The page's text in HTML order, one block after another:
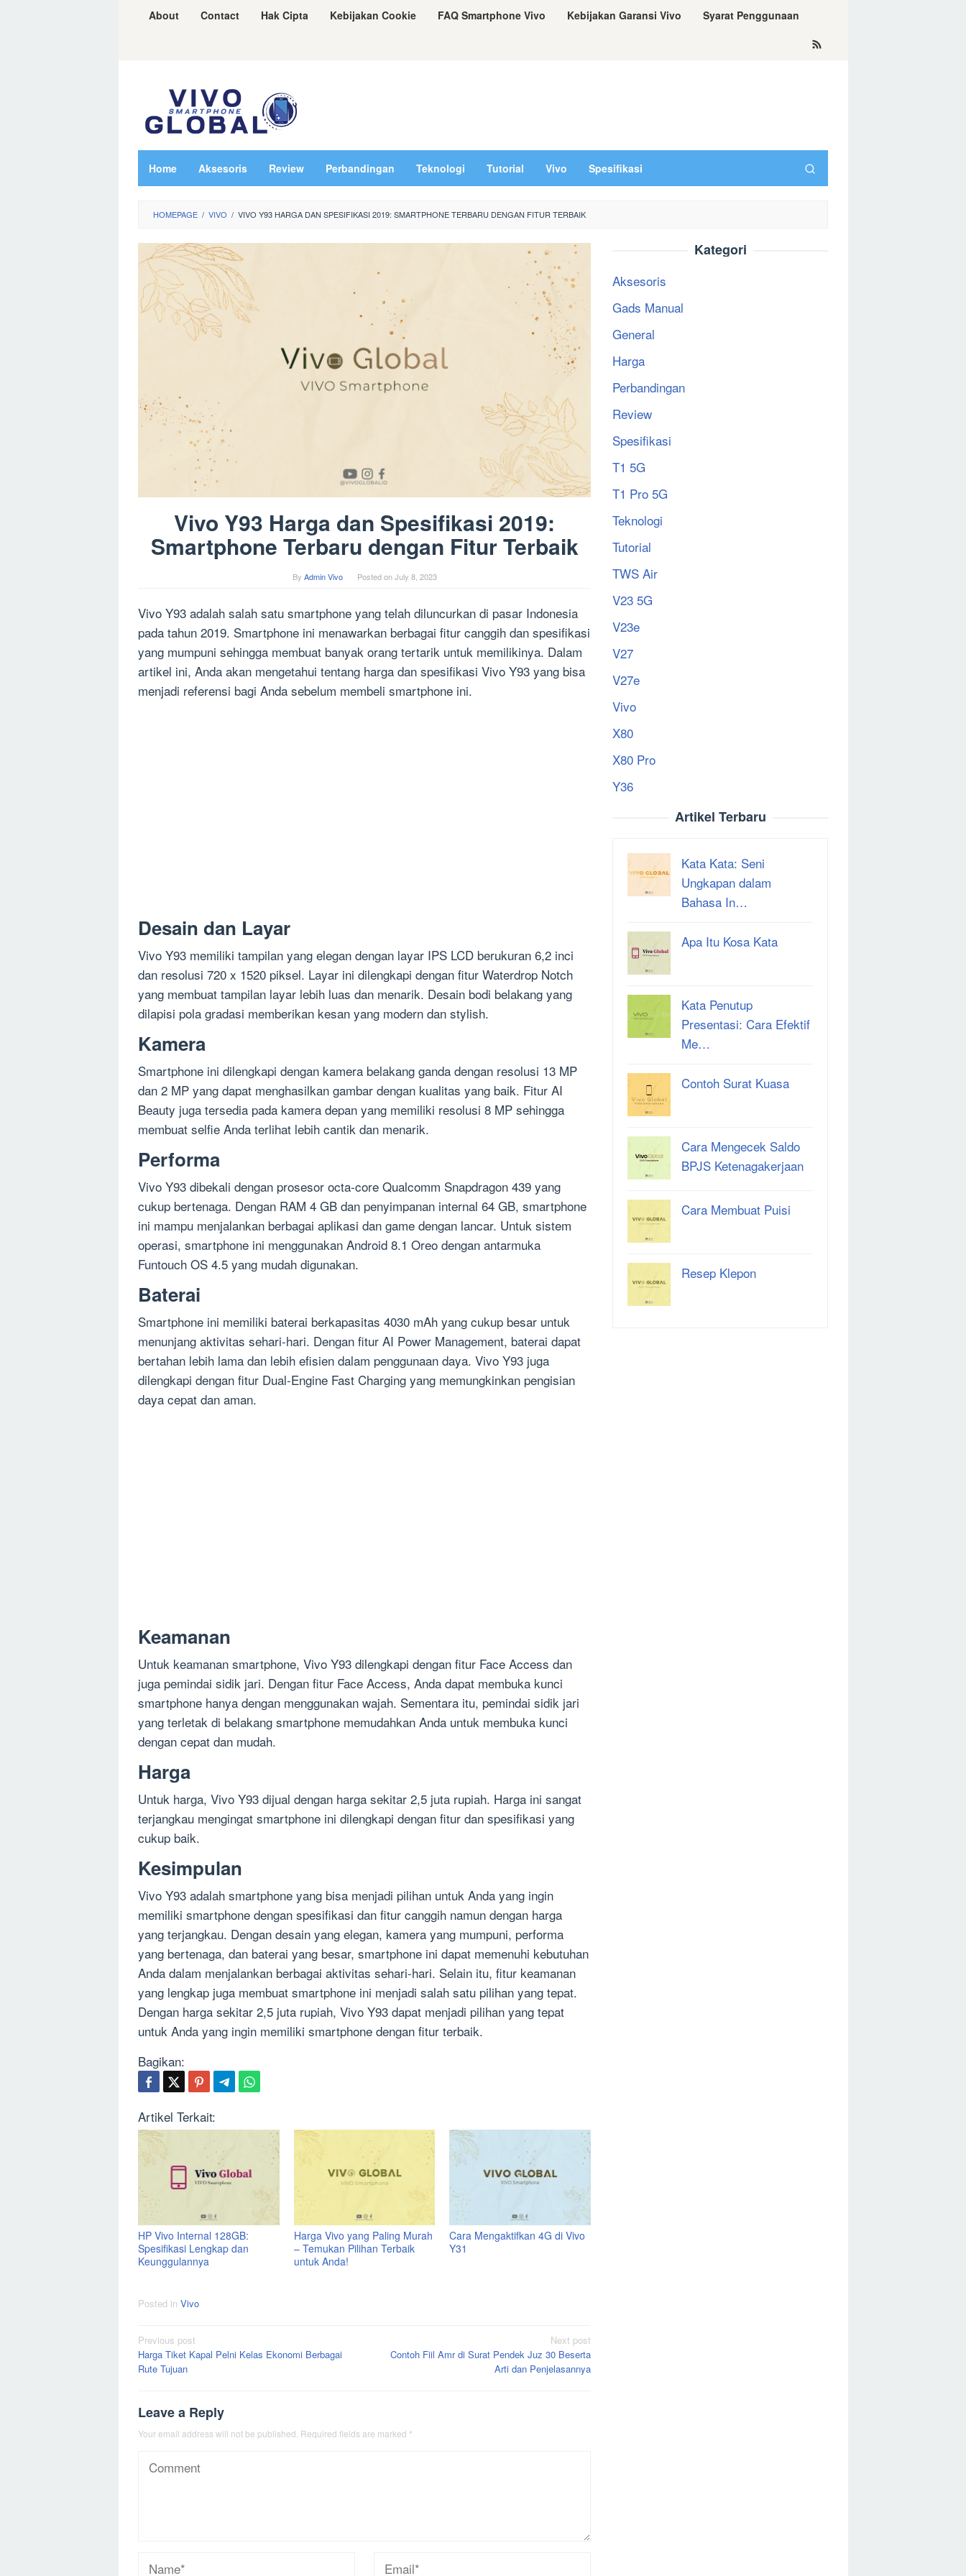
About Contact Hak Cipta Kebijakan Cookie FAQ Smartphone Vivo Kebijakan Garansi Vivo Syarat Penggunaan
Home Aksesoris Review Perbandingan Teknologi Tutorial Vivo Spesifikasi
HOMEPAGE / VIVO / VIVO Y93 HARGA DAN SPESIFIKASI 2019: SMARTPHONE TERBARU DENGAN FITUR TERBAIK
Vivo Y93 Harga dan Spesifikasi 2019:
Smartphone Terbaru dengan Fitur Terbaik
By Admin Vivo Posted onJuly 8, 2023
Vivo Y93 adalah salah satu smartphone yang telah diluncurkan di pasar Indonesia
pada tahun 2019. Smartphone ini menawarkan berbagai fitur canggih dan spesifikasi
yang mumpuni sehingga membuat banyak orang tertarik untuk memilikinya. Dalam
artikel ini, Anda akan mengetahui tentang harga dan spesifikasi Vivo Y93 yang bisa
menjadi referensi bagi Anda sebelum membeli smartphone ini.
Desain dan Layar
Vivo Y93 memiliki tampilan yang elegan dengan layar IPS LCD berukuran 6,2 inci
dan resolusi 720 x 1520 piksel. Layar ini dilengkapi dengan fitur Waterdrop Notch
yang membuat tampilan layar lebih luas dan menarik. Desain bodi belakang yang
dilapisi pola gradasi memberikan kesan yang modern dan stylish.
Kamera
Smartphone ini dilengkapi dengan kamera belakang ganda dengan resolusi 13 MP
dan 2 MP yang dapat menghasilkan gambar dengan kualitas yang baik. Fitur AI
Beauty juga tersedia pada kamera depan yang memiliki resolusi 8 MP sehingga
membuat selfie Anda terlihat lebih cantik dan menarik.
Performa
Vivo Y93 dibekali dengan prosesor octa-core Qualcomm Snapdragon 439 yang
cukup bertenaga. Dengan RAM 4 GB dan penyimpanan internal 64 GB, smartphone
ini mampu menjalankan berbagai aplikasi dan game dengan lancar. Untuk sistem
operasi, smartphone ini menggunakan Android 8.1 Oreo dengan antarmuka
Funtouch OS 4.5 yang mudah digunakan.
Baterai
Smartphone ini memiliki baterai berkapasitas 4030 mAh yang cukup besar untuk
menunjang aktivitas sehari-hari. Dengan fitur AI Power Management, baterai dapat
bertahan lebih lama dan lebih efisien dalam penggunaan daya. Vivo Y93 juga
dilengkapi dengan fitur Dual-Engine Fast Charging yang memungkinkan pengisian
daya cepat dan aman.
Keamanan
Untuk keamanan smartphone, Vivo Y93 dilengkapi dengan fitur Face Access dan
juga pemindai sidik jari. Dengan fitur Face Access, Anda dapat membuka kunci
smartphone hanya dengan menggunakan wajah. Sementara itu, pemindai sidik jari
yang terletak di belakang smartphone memudahkan Anda untuk membuka kunci
dengan cepat dan mudah.
Harga
Untuk harga, Vivo Y93 dijual dengan harga sekitar 2,5 juta rupiah. Harga ini sangat
terjangkau mengingat smartphone ini dilengkapi dengan fitur dan spesifikasi yang
cukup baik.
Kesimpulan
Vivo Y93 adalah smartphone yang bisa menjadi pilihan untuk Anda yang ingin
memiliki smartphone dengan spesifikasi dan fitur canggih namun dengan harga
yang terjangkau. Dengan desain yang elegan, kamera yang mumpuni, performa
yang bertenaga, dan baterai yang besar, smartphone ini dapat memenuhi kebutuhan
Anda dalam menjalankan berbagai aktivitas sehari-hari. Selain itu, fitur keamanan
yang lengkap juga membuat smartphone ini menjadi salah satu pilihan yang tepat.
Dengan harga sekitar 2,5 juta rupiah, Vivo Y93 dapat menjadi pilihan yang tepat
untuk Anda yang ingin memiliki smartphone dengan fitur terbaik.
Bagikan:
Artikel Terkait:
HP Vivo Internal 128GB:
Spesifikasi Lengkap dan
Keunggulannya
Harga Vivo yang Paling Murah
– Temukan Pilihan Terbaik
untuk Anda!
Cara Mengaktifkan 4G di Vivo
Y31
Posted in Vivo
Post
navigation
Previous post
Harga Tiket Kapal Pelni Kelas Ekonomi Berbagai
Rute Tujuan
Next post
Contoh Fiil Amr di Surat Pendek Juz 30 Beserta
Arti dan Penjelasannya
Leave a Reply
Your email address will not be published. Required fields are marked *
Kategori
Aksesoris
Gads Manual
General
Harga
Perbandingan
Review
Spesifikasi
T1 5G
T1 Pro 5G
Teknologi
Tutorial
TWS Air
V23 5G
V23e
V27
V27e
Vivo
X80
X80 Pro
Y36
Artikel Terbaru
Kata Kata: Seni
Ungkapan dalam
Bahasa In…
Apa Itu Kosa Kata
Kata Penutup
Presentasi: Cara Efektif
Me…
Contoh Surat Kuasa
Cara Mengecek Saldo
BPJS Ketenagakerjaan
Cara Membuat Puisi
Resep Klepon